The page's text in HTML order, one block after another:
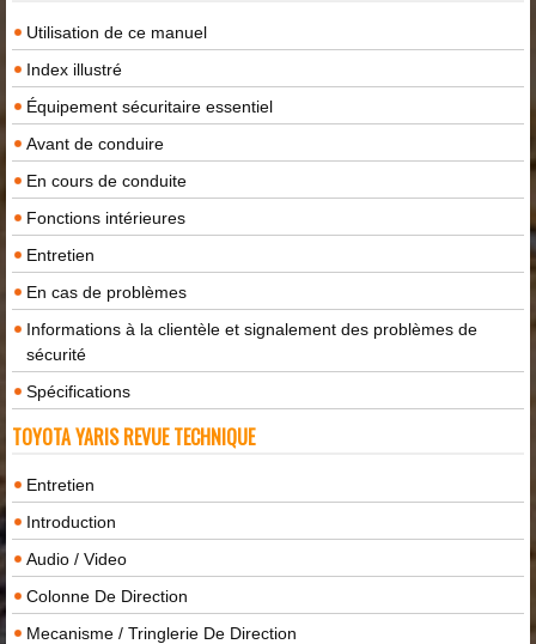
Utilisation de ce manuel
Index illustré
Équipement sécuritaire essentiel
Avant de conduire
En cours de conduite
Fonctions intérieures
Entretien
En cas de problèmes
Informations à la clientèle et signalement des problèmes de
sécurité
Spécifications
TOYOTA YARIS REVUE TECHNIQUE
Entretien
Introduction
Audio / Video
Colonne De Direction
Mecanisme / Tringlerie De Direction